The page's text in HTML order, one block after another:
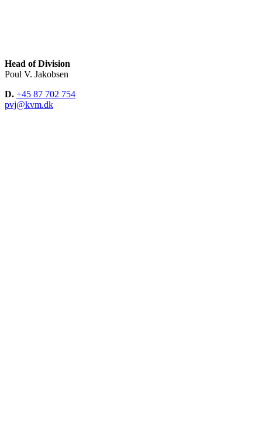
Head of Division
Poul V. Jakobsen
D. +45 87 702 754
pvj@kvm.dk